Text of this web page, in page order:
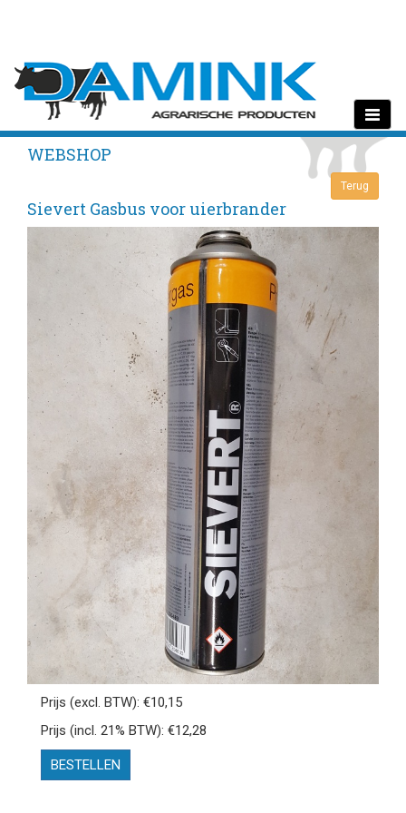
Toggle
WEBSHOP
Sievert Gasbus voor uierbrander
Prijs (excl. BTW): €10,15
Prijs (incl. 21% BTW): €12,28
BESTELLEN